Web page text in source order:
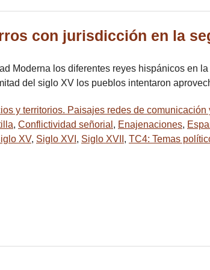
con jurisdicción en la
Moderna los diferentes reyes hispánicos en
del siglo XV los pueblos intentaron
y territorios. Paisajes redes de comunicación
, Conflictividad señorial , Enajenaciones,
XV, Siglo XVI , Siglo XVII , TC4: Temas